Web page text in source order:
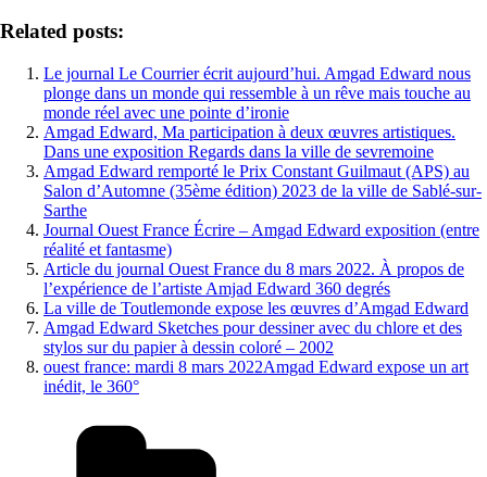
Related posts:
Le journal Le Courrier écrit aujourd’hui. Amgad Edward nous
plonge dans un monde qui ressemble à un rêve mais touche au
monde réel avec une pointe d’ironie
Amgad Edward, Ma participation à deux œuvres artistiques.
Dans une exposition Regards dans la ville de sevremoine
Amgad Edward remporté le Prix Constant Guilmaut (APS) au
Salon d’Automne (35ème édition) 2023 de la ville de Sablé-sur-
Sarthe
Journal Ouest France Écrire – Amgad Edward exposition (entre
réalité et fantasme)
Article du journal Ouest France du 8 mars 2022. À propos de
l’expérience de l’artiste Amjad Edward 360 degrés
La ville de Toutlemonde expose les œuvres d’Amgad Edward
Amgad Edward Sketches pour dessiner avec du chlore et des
stylos sur du papier à dessin coloré – 2002
ouest france: mardi 8 mars 2022Amgad Edward expose un art
inédit, le 360°